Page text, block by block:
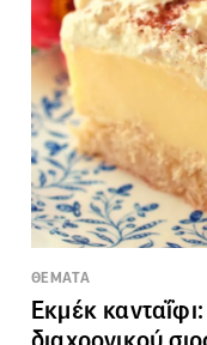
ΘΕΜΑΤΑ
Εκμέκ